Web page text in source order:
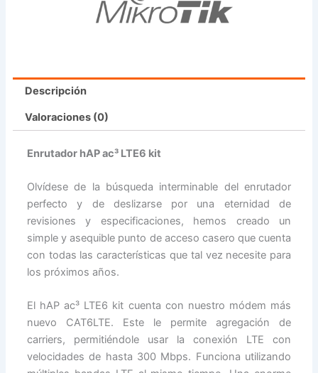
Descripción
Valoraciones (0)
Enrutador hAP ac³ LTE6 kit
Olvídese de la búsqueda interminable del enrutador
perfecto y de deslizarse por una eternidad de
revisiones y especificaciones, hemos creado un
simple y asequible punto de acceso casero que cuenta
con todas las características que tal vez necesite para
los próximos años.
El hAP ac³ LTE6 kit cuenta con nuestro módem más
nuevo CAT6LTE. Este le permite agregación de
carriers, permitiéndole usar la conexión LTE con
velocidades de hasta 300 Mbps. Funciona utilizando